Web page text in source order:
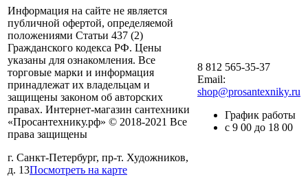
Информация на сайте не является
публичной офертой, определяемой
положениями Статьи 437 (2)
Гражданского кодекса РФ. Цены
указаны для ознакомления. Все
торговые марки и информация
принадлежат их владельцам и
защищены законом об авторских
правах. Интернет-магазин сантехники
«Просантехнику.рф» © 2018-2021 Все
права защищены
г. Санкт-Петербург, пр-т. Художников,
д. 13Посмотреть на карте
8 812 565-35-37
Email:
shop@prosantexniky.ru
График работы
с 9 00 до 18 00